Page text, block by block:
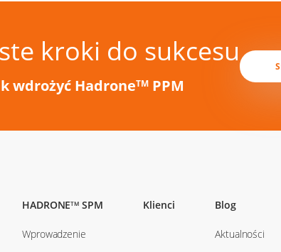
kroki do sukcesu
wdrożyć HadroneTMPPM
HADRONETMSPM
Wprowadzenie
Klienci Blog
Aktualności